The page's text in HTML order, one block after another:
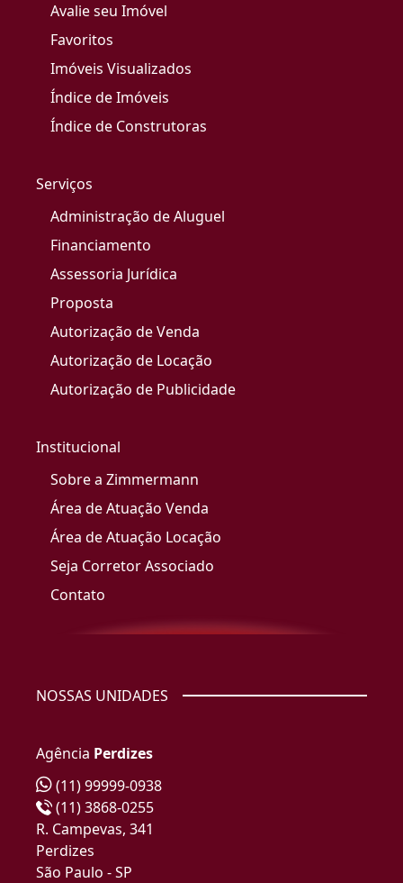
Avalie seu Imóvel
Favoritos
Imóveis Visualizados
Índice de Imóveis
Índice de Construtoras
Serviços
Administração de Aluguel
Financiamento
Assessoria Jurídica
Proposta
Autorização de Venda
Autorização de Locação
Autorização de Publicidade
Institucional
Sobre a Zimmermann
Área de Atuação Venda
Área de Atuação Locação
Seja Corretor Associado
Contato
NOSSAS UNIDADES
Agência Perdizes
(11) 99999-0938
(11) 3868-0255
R. Campevas, 341
Perdizes
São Paulo - SP